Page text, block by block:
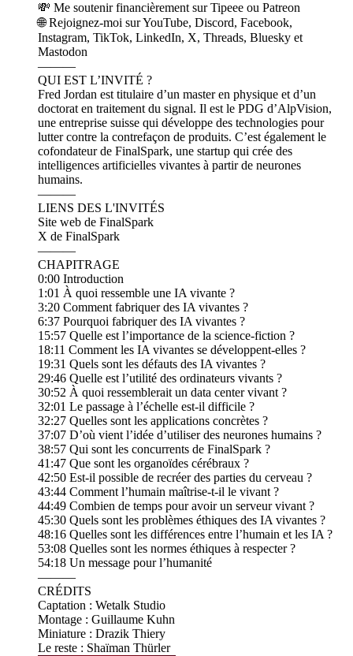
💸 Me soutenir financièrement sur Tipeee ou Patreon
🌐 Rejoignez-moi sur YouTube, Discord, Facebook,
Instagram, TikTok, LinkedIn, X, Threads, Bluesky et
Mastodon
———
QUI EST L’INVITÉ ?
Fred Jordan est titulaire d’un master en physique et d’un
doctorat en traitement du signal. Il est le PDG d’AlpVision,
une entreprise suisse qui développe des technologies pour
lutter contre la contrefaçon de produits. C’est également le
cofondateur de FinalSpark, une startup qui crée des
intelligences artificielles vivantes à partir de neurones
humains.
———
LIENS DES L'INVITÉS
Site web de FinalSpark
X de FinalSpark
———
CHAPITRAGE
0:00 Introduction
1:01 À quoi ressemble une IA vivante ?
3:20 Comment fabriquer des IA vivantes ?
6:37 Pourquoi fabriquer des IA vivantes ?
15:57 Quelle est l’importance de la science-fiction ?
18:11 Comment les IA vivantes se développent-elles ?
19:31 Quels sont les défauts des IA vivantes ?
29:46 Quelle est l’utilité des ordinateurs vivants ?
30:52 À quoi ressemblerait un data center vivant ?
32:01 Le passage à l’échelle est-il difficile ?
32:27 Quelles sont les applications concrètes ?
37:07 D’où vient l’idée d’utiliser des neurones humains ?
38:57 Qui sont les concurrents de FinalSpark ?
41:47 Que sont les organoïdes cérébraux ?
42:50 Est-il possible de recréer des parties du cerveau ?
43:44 Comment l’humain maîtrise-t-il le vivant ?
44:49 Combien de temps pour avoir un serveur vivant ?
45:30 Quels sont les problèmes éthiques des IA vivantes ?
48:16 Quelles sont les différences entre l’humain et les IA ?
53:08 Quelles sont les normes éthiques à respecter ?
54:18 Un message pour l’humanité
———
CRÉDITS
Captation : Wetalk Studio
Montage : Guillaume Kuhn
Miniature : Drazik Thiery
Le reste : Shaïman Thürler